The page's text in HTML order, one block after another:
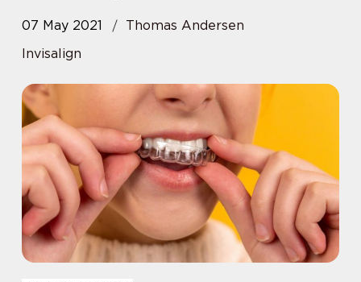
07 May 2021
Thomas Andersen
Invisalign